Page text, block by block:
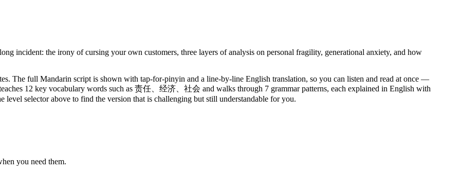
incident: the irony of cursing your own customers, three layers of analysis on personal fragility, generational anxiety, and how
The full Mandarin script is shown with tap-for-pinyin and a line-by-line English translation, so you can listen and read at once —
12 key vocabulary words such as 责任、经济、社会 and walks through 7 grammar patterns, each explained in English with
selector above to find the version that is challenging but still understandable for you.
you need them.